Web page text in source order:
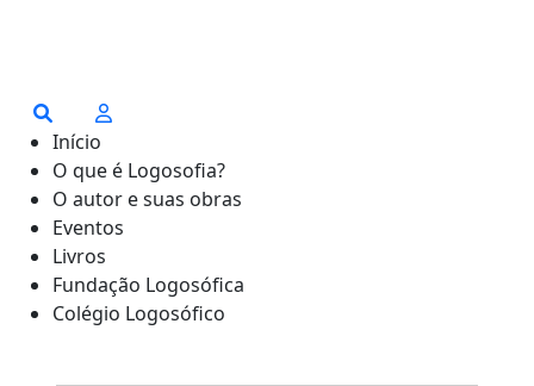
Início
O que é Logosofia?
O autor e suas obras
Eventos
Livros
Fundação Logosófica
Colégio Logosófico